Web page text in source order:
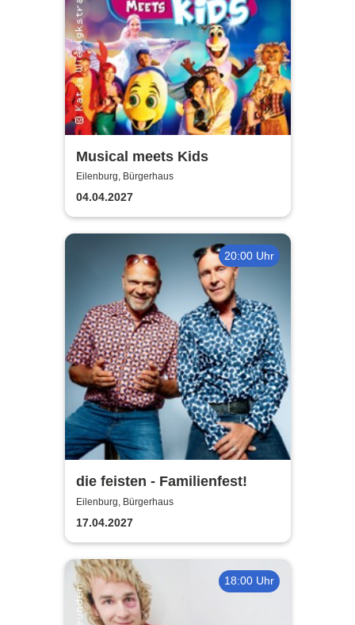
Musical meets Kids
Eilenburg, Bürgerhaus
04.04.2027
20:00 Uhr
die feisten - Familienfest!
Eilenburg, Bürgerhaus
17.04.2027
18:00 Uhr